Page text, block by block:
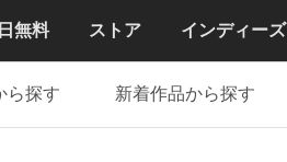
無料 ストア インディーズ
ら探す 新着作品から探す